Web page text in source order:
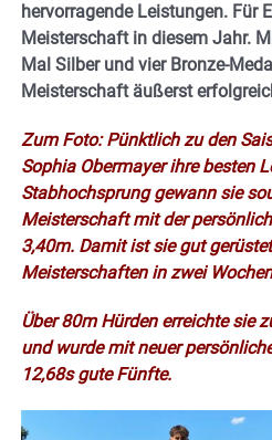
hervorragende Leistungen. Für
Meisterschaft in diesem Jahr.
Mal Silber und vier Bronze-
Meisterschaft äußerst
Zum Foto: Pünktlich zu den
Sophia Obermayer ihre besten
Stabhochsprung gewann sie
Meisterschaft mit der
3,40m. Damit ist sie gut
Meisterschaften in zwei
Über 80m Hürden erreichte sie
und wurde mit neuer
12,68s gute Fünfte.